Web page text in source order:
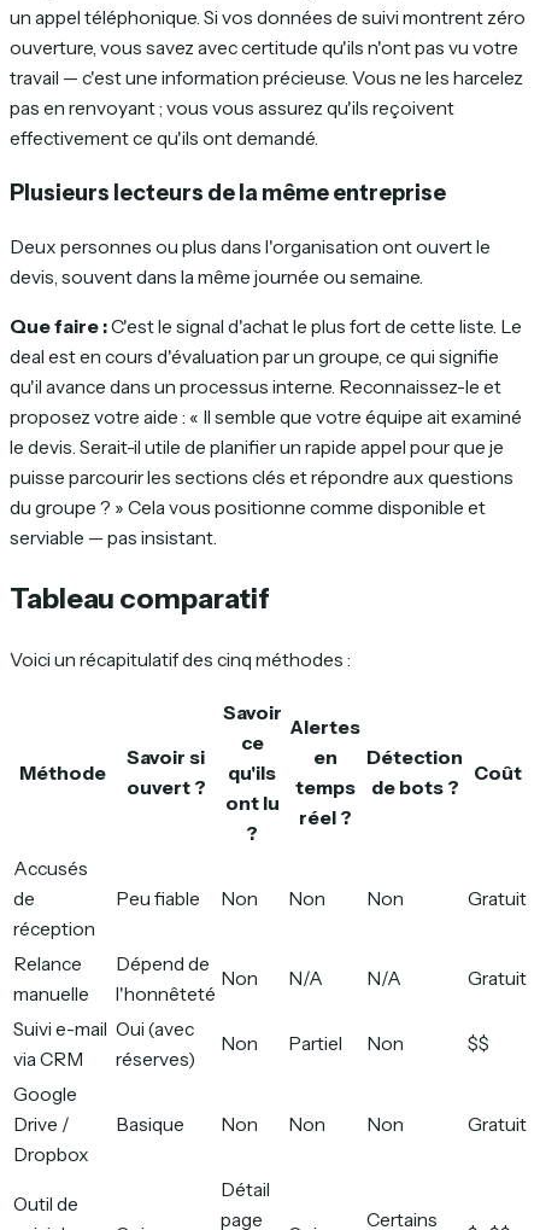
un appel téléphonique. Si vos données de suivi montrent zéro
ouverture, vous savez avec certitude qu'ils n'ont pas vu votre
travail — c'est une information précieuse. Vous ne les harcelez
pas en renvoyant ; vous vous assurez qu'ils reçoivent
effectivement ce qu'ils ont demandé.
Plusieurs lecteurs de la même entreprise
Deux personnes ou plus dans l'organisation ont ouvert le
devis, souvent dans la même journée ou semaine.
Que faire :C'est le signal d'achat le plus fort de cette liste. Le
deal est en cours d'évaluation par un groupe, ce qui signifie
qu'il avance dans un processus interne. Reconnaissez-le et
proposez votre aide : « Il semble que votre équipe ait examiné
le devis. Serait-il utile de planifier un rapide appel pour que je
puisse parcourir les sections clés et répondre aux questions
du groupe ? » Cela vous positionne comme disponible et
serviable — pas insistant.
Tableau comparatif
Voici un récapitulatif des cinq méthodes :
Méthode
Savoir si
ouvert ?
Savoir
ce
qu'ils
ont lu
?
Alertes
en
temps
réel ?
Détection
de bots ?
Coût
Accusés
de
réception
Peu fiable Non Non Non Gratuit
Relance
manuelle
Dépend de
l'honnêteté
Non N/A N/A Gratuit
Suivi e-mail
via CRM
Oui (avec
réserves)
Non Partiel Non $$
Google
Drive /
Dropbox
Basique Non Non Non Gratuit
Outil de
Détail
page
Certains